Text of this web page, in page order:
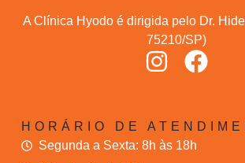
A Clínica Hyodo é dirigida pelo Dr.
75210/SP)
HORÁRIO DE
Segunda a Sexta: 8h às 18h